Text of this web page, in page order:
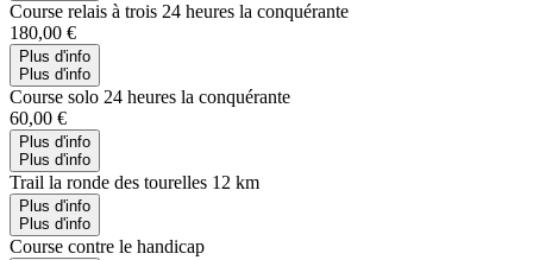
Course relais à trois 24 heures la conquérante
180,00 €
Plus d'info
Plus d'info
Course solo 24 heures la conquérante
60,00 €
Plus d'info
Plus d'info
Trail la ronde des tourelles 12 km
Plus d'info
Plus d'info
Course contre le handicap